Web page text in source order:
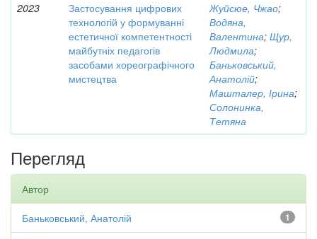
2023
Застосування цифрових
технологій у формуванні
естетичної компетентності
майбутніх педагогів
засобами хореографічного
мистецтва
Жуйсюе, Чжао;
Водяна,
Валентина; Щур,
Людмила;
Баньковський,
Анатолій;
Машталер, Ірина;
Солонинка,
Тетяна
Перегляд
Автор
1
Баньковський, Анатолій